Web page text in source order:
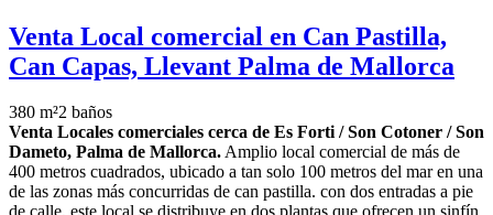
Venta Local comercial en Can Pastilla,
Can Capas, Llevant Palma de Mallorca
380 m²2 baños
Venta Locales comerciales cerca de Es Forti / Son Cotoner / Son
Dameto, Palma de Mallorca.Amplio local comercial de más de
400 metros cuadrados, ubicado a tan solo 100 metros del mar en una
de las zonas más concurridas de can pastilla. con dos entradas a pie